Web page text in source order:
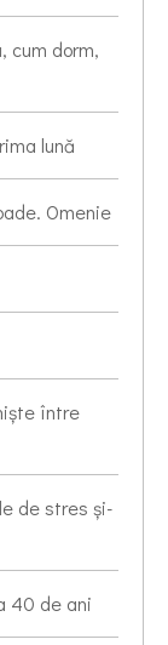
cum dorm,
lună
Omenie
între
de stres și-
40 de ani